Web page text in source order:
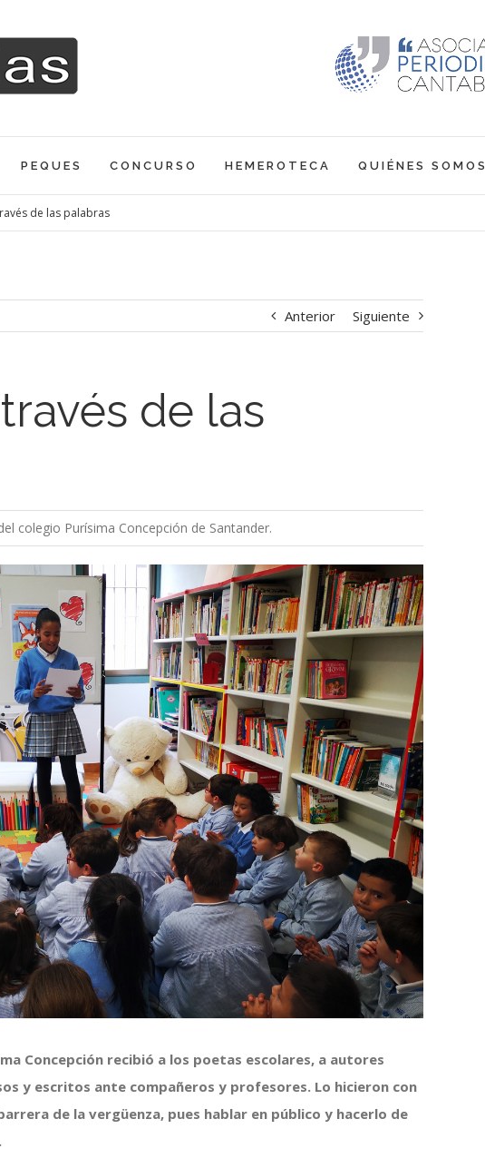
PEQUES CONCURSO HEMEROTECA QUIÉNES SOMOS
de las palabras
Anterior Siguiente
de las
colegio Purísima Concepción de Santander.
Concepción recibió a los poetas escolares, a autores
y escritos ante compañeros y profesores. Lo hicieron con
de la vergüenza, pues hablar en público y hacerlo de